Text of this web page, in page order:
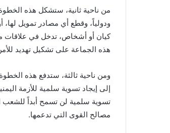
من ناحية ثانية، ستشكل هذه
ودولياً، وقطع أي مصادر تمويل لها،
كيان أو أشخاص، تدخل في علاقات
هذه الجماعة على تشكيل تهديد
ومن ناحية ثالثة، ستدفع هذه الخطوة
إلى إيجاد تسوية سلمية للأزمة
تسوية سلمية لن تسمح أبداً للشعب
مصالح القوى التي تدعمها.